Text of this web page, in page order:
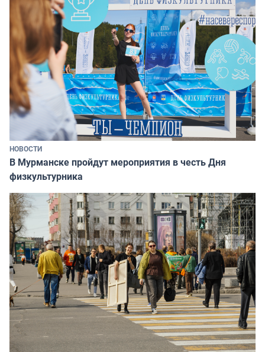
НОВОСТИ
В Мурманске пройдут мероприятия в честь Дня
физкультурника